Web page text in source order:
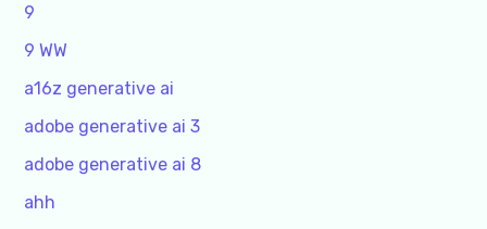
9
9 WW
a16z generative ai
adobe generative ai 3
adobe generative ai 8
ahh